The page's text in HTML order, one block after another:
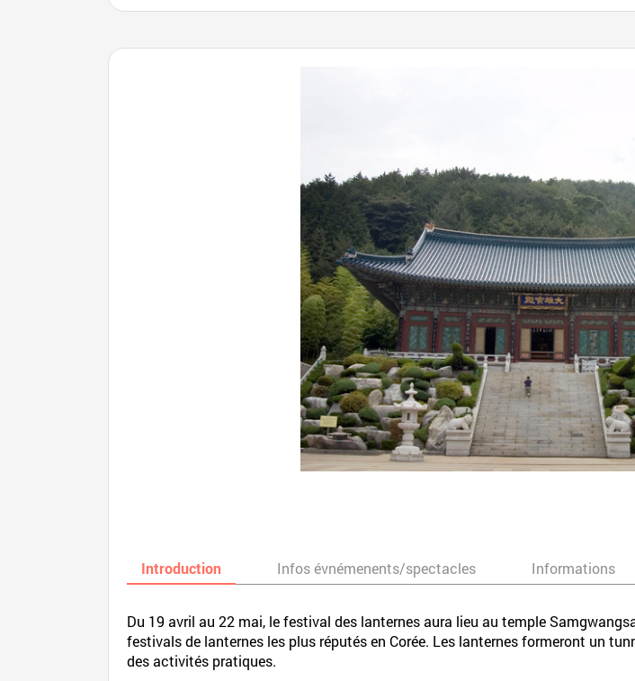
Introduction Infos évnémenents/spectacles Informations
Du 19 avril au 22 mai, le festival des lanternes aura lieu au temple
festivals de lanternes les plus réputés en Corée. Les lanternes formeront un
des activités pratiques.